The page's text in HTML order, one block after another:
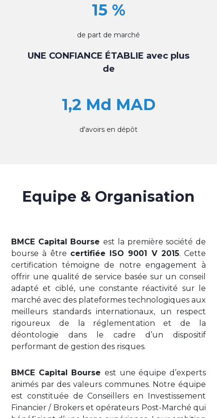
15 %
de part de marché
UNE CONFIANCE ÉTABLIE avec plus
de
1,2 Md MAD
d'avoirs en dépôt
Equipe & Organisation
BMCE Capital Bourseest la première société de
bourse à être certifiée ISO 9001 V 2015. Cette
certification témoigne de notre engagement à
offrir une qualité de service basée sur un conseil
adapté et ciblé, une constante réactivité sur le
marché avec des plateformes technologiques aux
meilleurs standards internationaux, un respect
rigoureux de la réglementation et de la
déontologie dans le cadre d’un dispositif
performant de gestion des risques.
BMCE Capital Bourse est une équipe d’experts
animés par des valeurs communes. Notre équipe
est constituée de Conseillers en Investissement
Financier / Brokers et opérateurs Post-Marché qui